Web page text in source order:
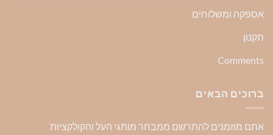
אספקה ומשלוחים
תקנון
Comments
ברוכים הבאים
אתם מוזמנים להתרשם ממבחר מותגי העל והקולקציות